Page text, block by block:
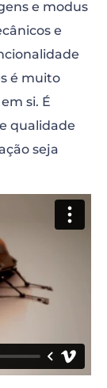
e modus
e
é muito
si. É
qualidade
seja